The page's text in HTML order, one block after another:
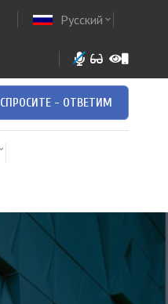
Русский expand_more
СПРОСИТЕ - ОТВЕТИМ